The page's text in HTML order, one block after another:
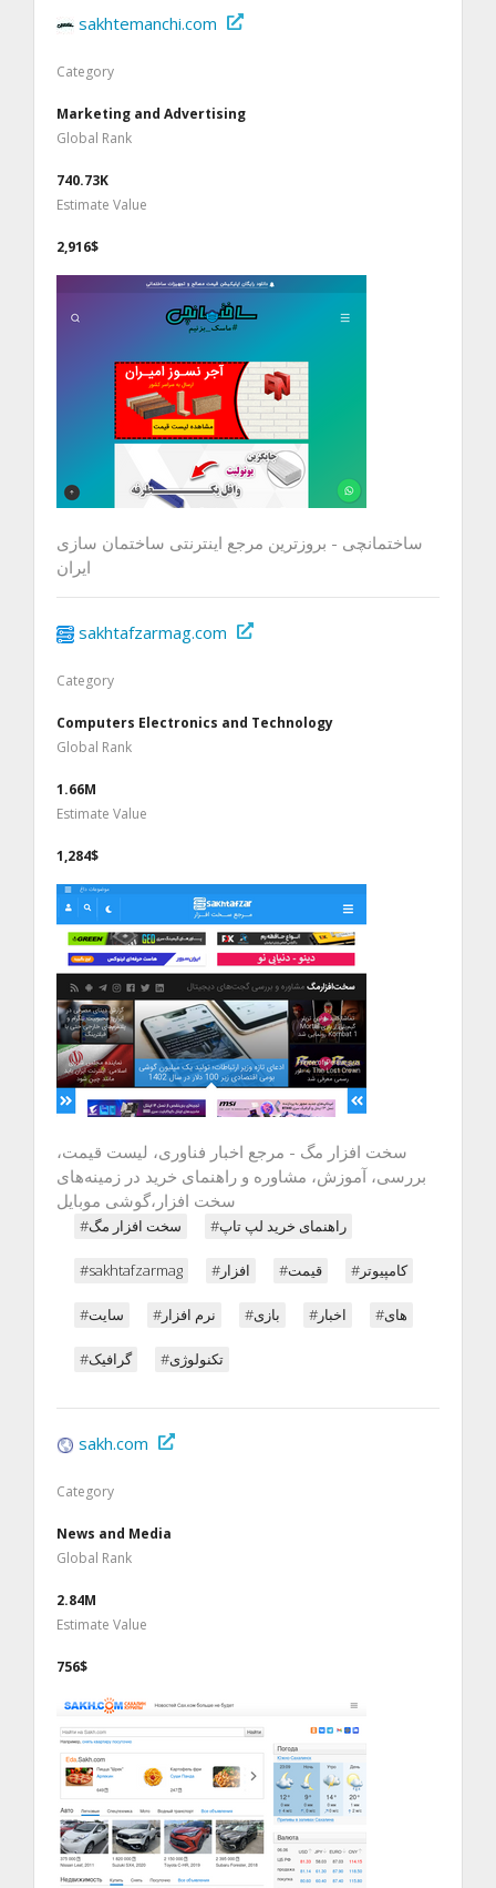
sakhtemanchi.com
Category
Marketing and Advertising
Global Rank
740.73K
Estimate Value
2,916$
ساختمانچی - بروزترین مرجع اینترنتی ساختمان سازی
ایران
sakhtafzarmag.com
Category
Computers Electronics and Technology
Global Rank
1.66M
Estimate Value
1,284$
سخت افزار مگ - مرجع اخبار فناوری، لیست قیمت،
بررسی، آموزش، مشاوره و راهنمای خرید در زمینه‌های
سخت افزار،گوشی موبایل
#سخت افزار مگ #راهنمای خرید لپ تاپ
#sakhtafzarmag #افزار #قیمت #کامپیوتر
#سایت #نرم افزار #بازی #اخبار #های
#گرافیک #تکنولوژی
sakh.com
Category
News and Media
Global Rank
2.84M
Estimate Value
756$